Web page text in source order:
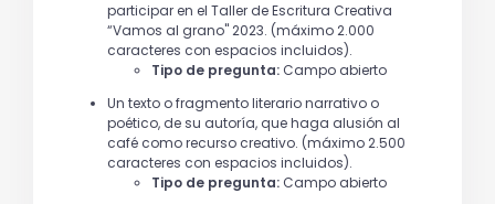
participar en el Taller de Escritura Creativa
“Vamos al grano" 2023. (máximo 2.000
caracteres con espacios incluidos).
Tipo de pregunta: Campo abierto
Un texto o fragmento literario narrativo o
poético, de su autoría, que haga alusión al
café como recurso creativo. (máximo 2.500
caracteres con espacios incluidos).
Tipo de pregunta: Campo abierto